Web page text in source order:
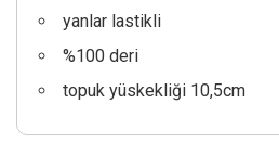
yanlar lastikli
%100 deri
topuk yüskekliği 10,5cm